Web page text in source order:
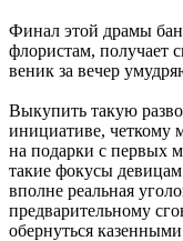
Финал этой драмы
флористам, получает
веник за вечер
Выкупить такую
инициативе, четкому
на подарки с первых
такие фокусы
вполне реальная
предварительному
обернуться